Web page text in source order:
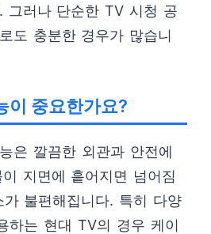
그러나 단순한 TV 시청 공
도 충분한 경우가 많습니
이 중요한가요?
은 깔끔한 외관과 안전에
지면에 흩어지면 넘어짐
불편해집니다. 특히 다양
하는 현대 TV의 경우 케이